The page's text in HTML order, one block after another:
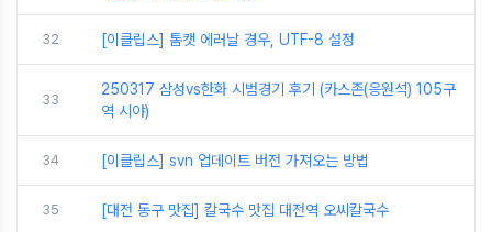
32 [이클립스] 톰캣 에러날 경우, UTF-8 설정
33
250317 삼성vs한화 시범경기 후기 (카스존(응원석) 105구
역 시야)
34 [이클립스] svn 업데이트 버전 가져오는 방법
35 [대전 동구 맛집] 칼국수 맛집 대전역 오씨칼국수